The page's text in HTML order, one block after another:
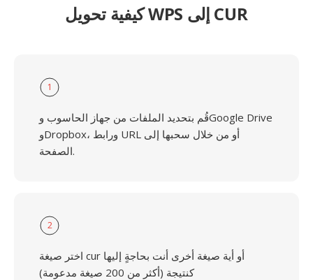
كيفية تحويل WPS إلى CUR
1
قُم بتحديد الملفات من جهاز الحاسوب وGoogle Drive
وDropbox، ورابط URL أو من خلال سحبها إلى
الصفحة.
2
اختر صيغة cur أو أية صيغة أخرى أنت بحاجةٍ إليها
كنتيجة (أكثر من 200 صيغة مدعومة)